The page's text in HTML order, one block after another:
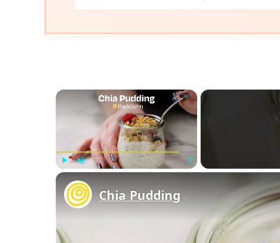
×
Chia Pudding